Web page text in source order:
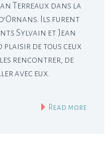
Terreaux dans la
d’Ornans. Ils furent
Sylvain et Jean
plaisir de tous ceux
rencontrer, de
avec eux.
Read more